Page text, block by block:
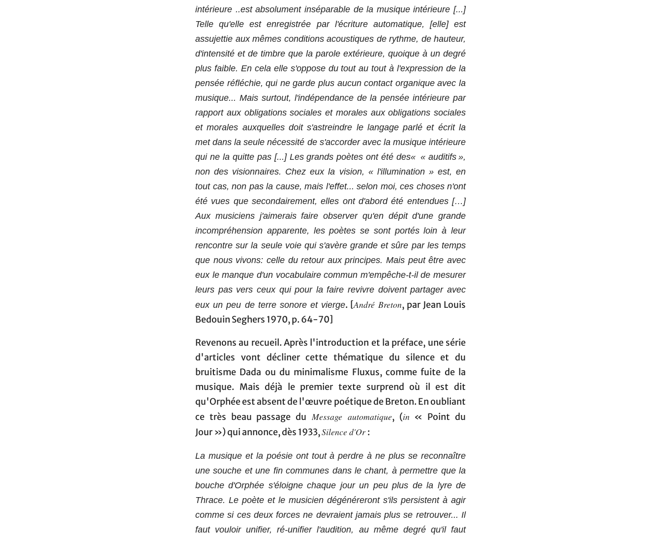
intérieure ..est absolument inséparable de la musique intérieure [...]
Telle qu'elle est enregistrée par l'écriture automatique, [elle] est
assujettie aux mêmes conditions acoustiques de rythme, de hauteur,
d'intensité et de timbre que la parole extérieure, quoique à un degré
plus faible. En cela elle s'oppose du tout au tout à l'expression de la
pensée réfléchie, qui ne garde plus aucun contact organique avec la
musique... Mais surtout, l'indépendance de la pensée intérieure par
rapport aux obligations sociales et morales aux obligations sociales
et morales auxquelles doit s'astreindre le langage parlé et écrit la
met dans la seule nécessité de s'accorder avec la musique intérieure
qui ne la quitte pas [...] Les grands poètes ont été des« « auditifs »,
non des visionnaires. Chez eux la vision, « l'illumination » est, en
tout cas, non pas la cause, mais l'effet... selon moi, ces choses n'ont
été vues que secondairement, elles ont d'abord été entendues […]
Aux musiciens j'aimerais faire observer qu'en dépit d'une grande
incompréhension apparente, les poètes se sont portés loin à leur
rencontre sur la seule voie qui s'avère grande et sûre par les temps
que nous vivons: celle du retour aux principes. Mais peut être avec
eux le manque d'un vocabulaire commun m'empêche-t-il de mesurer
leurs pas vers ceux qui pour la faire revivre doivent partager avec
eux un peu de terre sonore et vierge. [André Breton, par Jean Louis
Bedouin Seghers 1970, p. 64-70]
Revenons au recueil. Après l'introduction et la préface, une série
d'articles vont décliner cette thématique du silence et du
bruitisme Dada ou du minimalisme Fluxus, comme fuite de la
musique. Mais déjà le premier texte surprend où il est dit
qu'Orphée est absent de l'œuvre poétique de Breton. En oubliant
ce très beau passage du Message automatique, (in « Point du
Jour ») qui annonce, dès 1933,Silence d'Or :
La musique et la poésie ont tout à perdre à ne plus se reconnaître
une souche et une fin communes dans le chant, à permettre que la
bouche d'Orphée s'éloigne chaque jour un peu plus de la lyre de
Thrace. Le poète et le musicien dégénéreront s'ils persistent à agir
comme si ces deux forces ne devraient jamais plus se retrouver... Il
faut vouloir unifier, ré-unifier l'audition, au même degré qu'il faut